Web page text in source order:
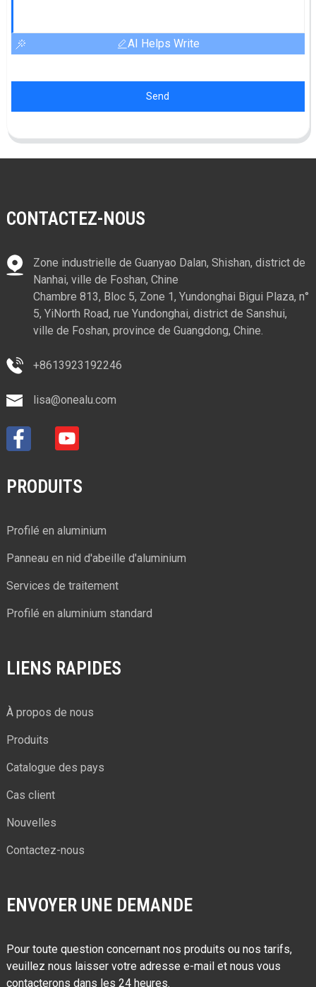
AI Helps Write
Send
CONTACTEZ-NOUS
Zone industrielle de Guanyao Dalan, Shishan, district de
Nanhai, ville de Foshan, Chine
Chambre 813, Bloc 5, Zone 1, Yundonghai Bigui Plaza, n°
5, YiNorth Road, rue Yundonghai, district de Sanshui,
ville de Foshan, province de Guangdong, Chine.
+8613923192246
lisa@onealu.com
PRODUITS
Profilé en aluminium
Panneau en nid d'abeille d'aluminium
Services de traitement
Profilé en aluminium standard
LIENS RAPIDES
À propos de nous
Produits
Catalogue des pays
Cas client
Nouvelles
Contactez-nous
ENVOYER UNE DEMANDE
Pour toute question concernant nos produits ou nos tarifs,
veuillez nous laisser votre adresse e-mail et nous vous
contacterons dans les 24 heures.